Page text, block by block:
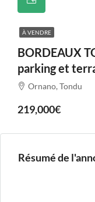
À VENDRE
BORDEAUX
parking et
Ornano, Tondu
219,000€
Résumé de